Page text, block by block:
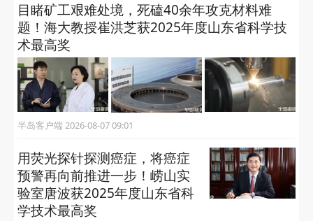
目睹矿工艰难处境，死磕40余年攻克材料难
题！海大教授崔洪芝获2025年度山东省科学技
术最高奖
半岛客户端 2026-08-07 09:01
用荧光探针探测癌症，将癌症
预警再向前推进一步！崂山实
验室唐波获2025年度山东省科
学技术最高奖